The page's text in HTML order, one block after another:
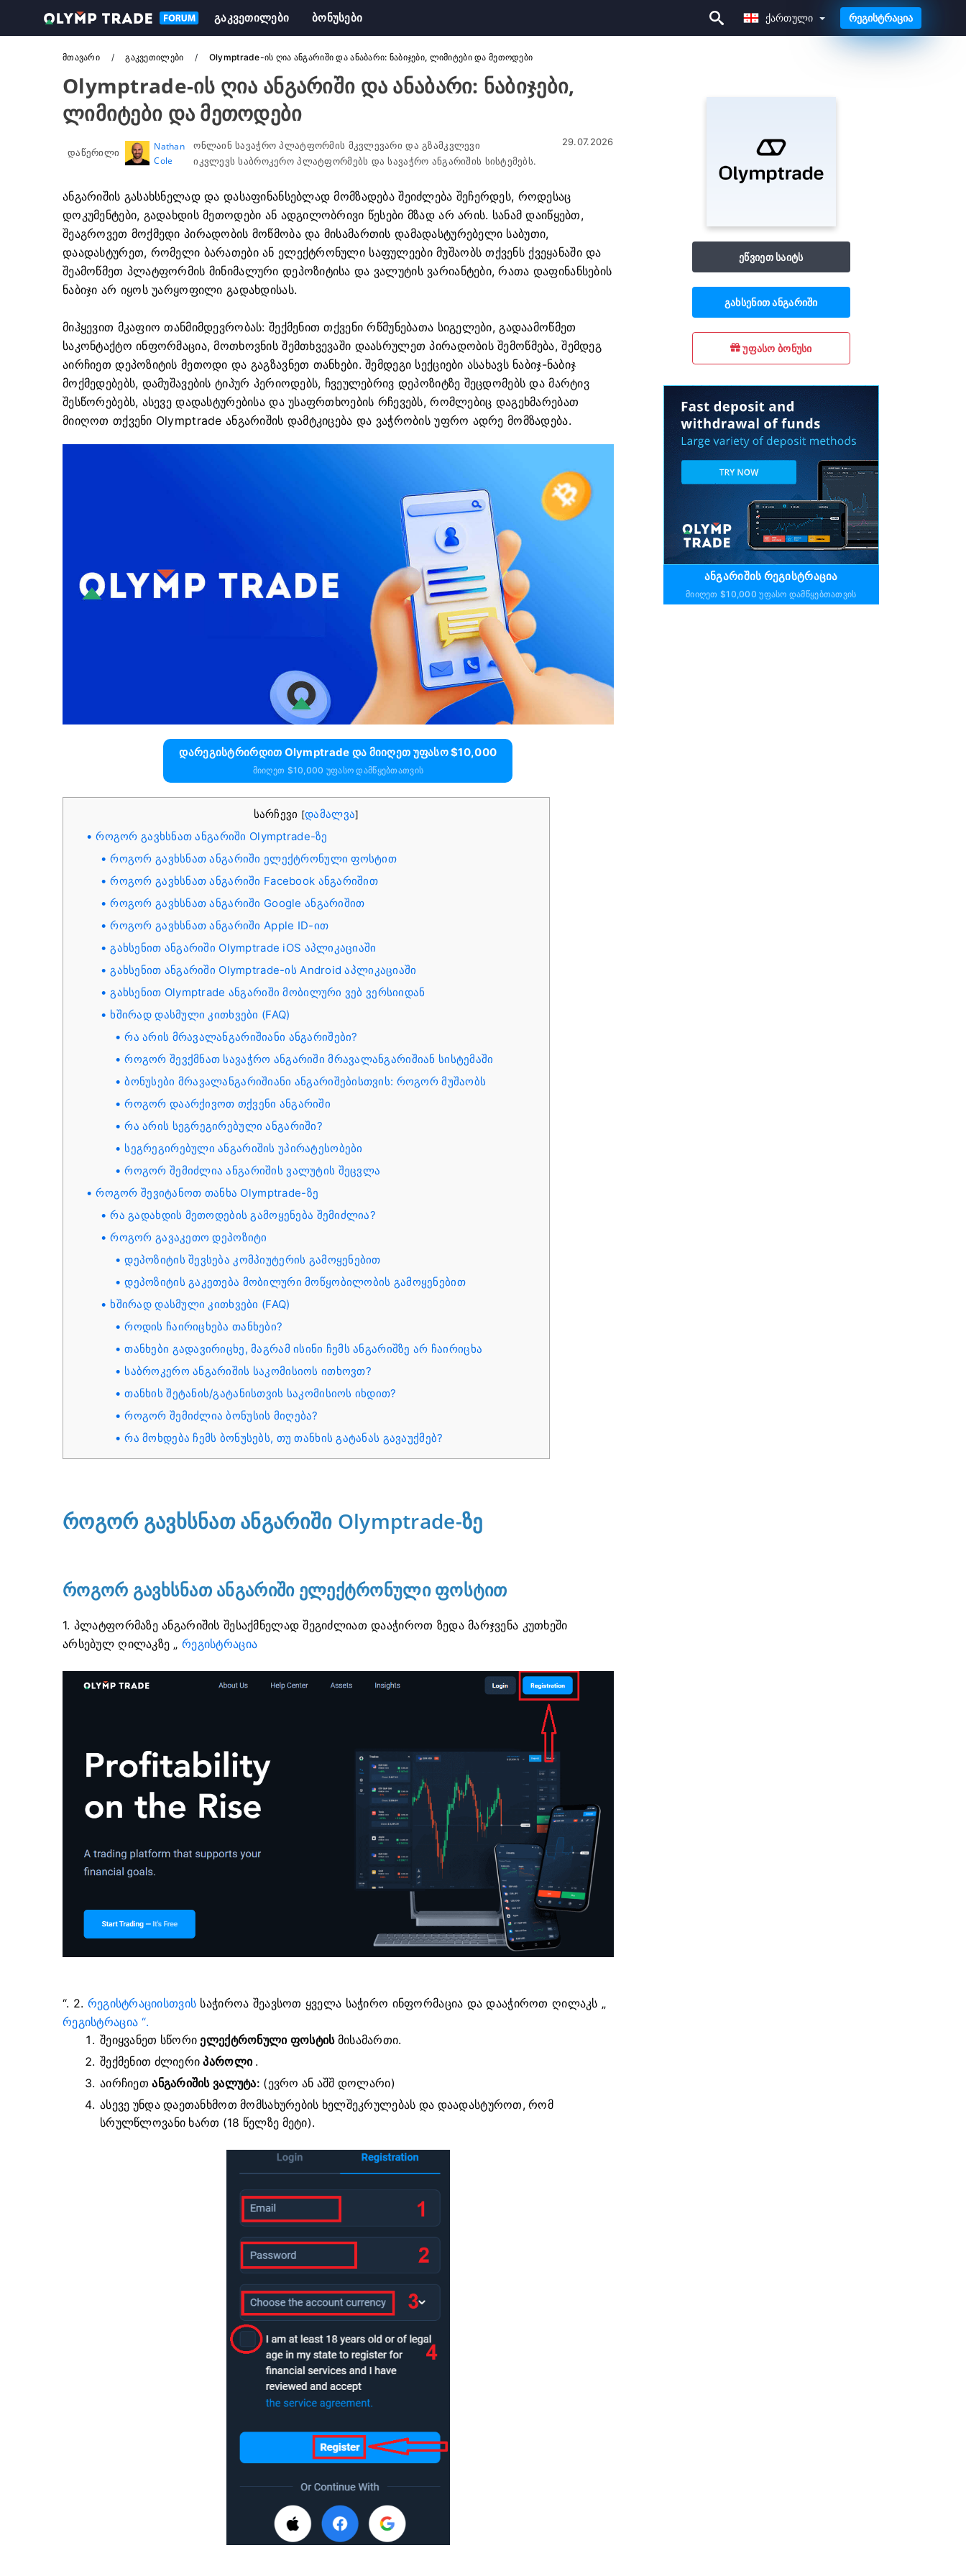
Ქართული
Გაკვეთილები Ბონუსები Ქართული რეგისტრაცია
Მთავარი Გაკვეთილები Olymptrade-ის ღია ანგარიში და ანაბარი: ნაბიჯები, ლიმიტები და მეთოდები
Olymptrade-ის ღია ანგარიში და ანაბარი: ნაბიჯები,
ლიმიტები და მეთოდები
დაწერილი
Nathan
Cole
ონლაინ სავაჭრო პლატფორმის მკვლევარი და გზამკვლევი
იკვლევს საბროკერო პლატფორმებს და სავაჭრო ანგარიშის სისტემებს.
29.07.2026
ანგარიშის გასახსნელად და დასაფინანსებლად მომზადება შეიძლება შეჩერდეს, როდესაც
დოკუმენტები, გადახდის მეთოდები ან ადგილობრივი წესები მზად არ არის. სანამ დაიწყებთ,
შეაგროვეთ მოქმედი პირადობის მოწმობა და მისამართის დამადასტურებელი საბუთი,
დაადასტურეთ, რომელი ბარათები ან ელექტრონული საფულეები მუშაობს თქვენს ქვეყანაში და
შეამოწმეთ პლატფორმის მინიმალური დეპოზიტისა და ვალუტის ვარიანტები, რათა დაფინანსების
ნაბიჯი არ იყოს უარყოფილი გადახდისას.
მიჰყევით მკაფიო თანმიმდევრობას: შექმენით თქვენი რწმუნებათა სიგელები, გადაამოწმეთ
საკონტაქტო ინფორმაცია, მოთხოვნის შემთხვევაში დაასრულეთ პირადობის შემოწმება, შემდეგ
აირჩიეთ დეპოზიტის მეთოდი და გაგზავნეთ თანხები. შემდეგი სექციები ასახავს ნაბიჯ-ნაბიჯ
მოქმედებებს, დამუშავების ტიპურ პერიოდებს, ჩვეულებრივ დეპოზიტზე შეცდომებს და მარტივ
შესწორებებს, ასევე დადასტურებისა და უსაფრთხოების რჩევებს, რომლებიც დაგეხმარებათ
მიიღოთ თქვენი Olymptrade ანგარიშის დამტკიცება და ვაჭრობის უფრო ადრე მომზადება.
Დარეგისტრირდით Olymptrade Და Მიიღეთ Უფასო $10,000
Მიიღეთ $10,000 Უფასო Დამწყებთათვის
სარჩევი [დამალვა]
როგორ გავხსნათ ანგარიში Olymptrade-ზე
როგორ გავხსნათ ანგარიში ელექტრონული ფოსტით
როგორ გავხსნათ ანგარიში Facebook ანგარიშით
როგორ გავხსნათ ანგარიში Google ანგარიშით
როგორ გავხსნათ ანგარიში Apple ID-ით
გახსენით ანგარიში Olymptrade iOS აპლიკაციაში
გახსენით ანგარიში Olymptrade-ის Android აპლიკაციაში
გახსენით Olymptrade ანგარიში მობილური ვებ ვერსიიდან
ხშირად დასმული კითხვები (FAQ)
რა არის მრავალანგარიშიანი ანგარიშები?
როგორ შევქმნათ სავაჭრო ანგარიში მრავალანგარიშიან სისტემაში
ბონუსები მრავალანგარიშიანი ანგარიშებისთვის: როგორ მუშაობს
როგორ დაარქივოთ თქვენი ანგარიში
რა არის სეგრეგირებული ანგარიში?
სეგრეგირებული ანგარიშის უპირატესობები
როგორ შემიძლია ანგარიშის ვალუტის შეცვლა
როგორ შევიტანოთ თანხა Olymptrade-ზე
რა გადახდის მეთოდების გამოყენება შემიძლია?
როგორ გავაკეთო დეპოზიტი
დეპოზიტის შევსება კომპიუტერის გამოყენებით
დეპოზიტის გაკეთება მობილური მოწყობილობის გამოყენებით
ხშირად დასმული კითხვები (FAQ)
როდის ჩაირიცხება თანხები?
თანხები გადავირიცხე, მაგრამ ისინი ჩემს ანგარიშზე არ ჩაირიცხა
საბროკერო ანგარიშის საკომისიოს ითხოვთ?
თანხის შეტანის/გატანისთვის საკომისიოს იხდით?
როგორ შემიძლია ბონუსის მიღება?
რა მოხდება ჩემს ბონუსებს, თუ თანხის გატანას გავაუქმებ?
როგორ გავხსნათ ანგარიში Olymptrade-ზე
როგორ გავხსნათ ანგარიში ელექტრონული ფოსტით
1. პლატფორმაზე ანგარიშის შესაქმნელად შეგიძლიათ დააჭიროთ ზედა მარჯვენა კუთხეში
არსებულ ღილაკზე „რეგისტრაცია
“. 2. რეგისტრაციისთვის საჭიროა შეავსოთ ყველა საჭირო ინფორმაცია და დააჭიროთღილაკს „
რეგისტრაცია “.
შეიყვანეთ სწორი ელექტრონული ფოსტისმისამართი.
შექმენით ძლიერიპაროლი.
აირჩიეთანგარიშის ვალუტა: (ევრო ან აშშ დოლარი)
ასევე უნდა დაეთანხმოთ მომსახურების ხელშეკრულებას და დაადასტუროთ, რომ
სრულწლოვანი ხართ (18 წელზე მეტი).
ეწვიეთ საიტს
გახსენით ანგარიში
უფასო ბონუსი
ᲐᲜᲒᲐᲠᲘᲨᲘᲡ ᲠᲔᲒᲘᲡᲢᲠᲐᲪᲘᲐ
Მიიღეთ $10,000 Უფასო Დამწყებთათვის